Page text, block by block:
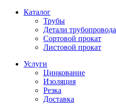
Каталог
Трубы
Детали трубопровода
Сортовой прокат
Листовой прокат
Услуги
Цинкование
Изоляция
Резка
Доставка